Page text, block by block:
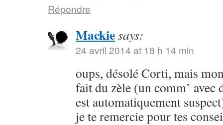
Répondre
Mackiesays:
24 avril 2014 at 18 h 14 min
oups, désolé Corti, mais
fait du zèle (un comm’ avec
est automatiquement
je te remercie pour tes